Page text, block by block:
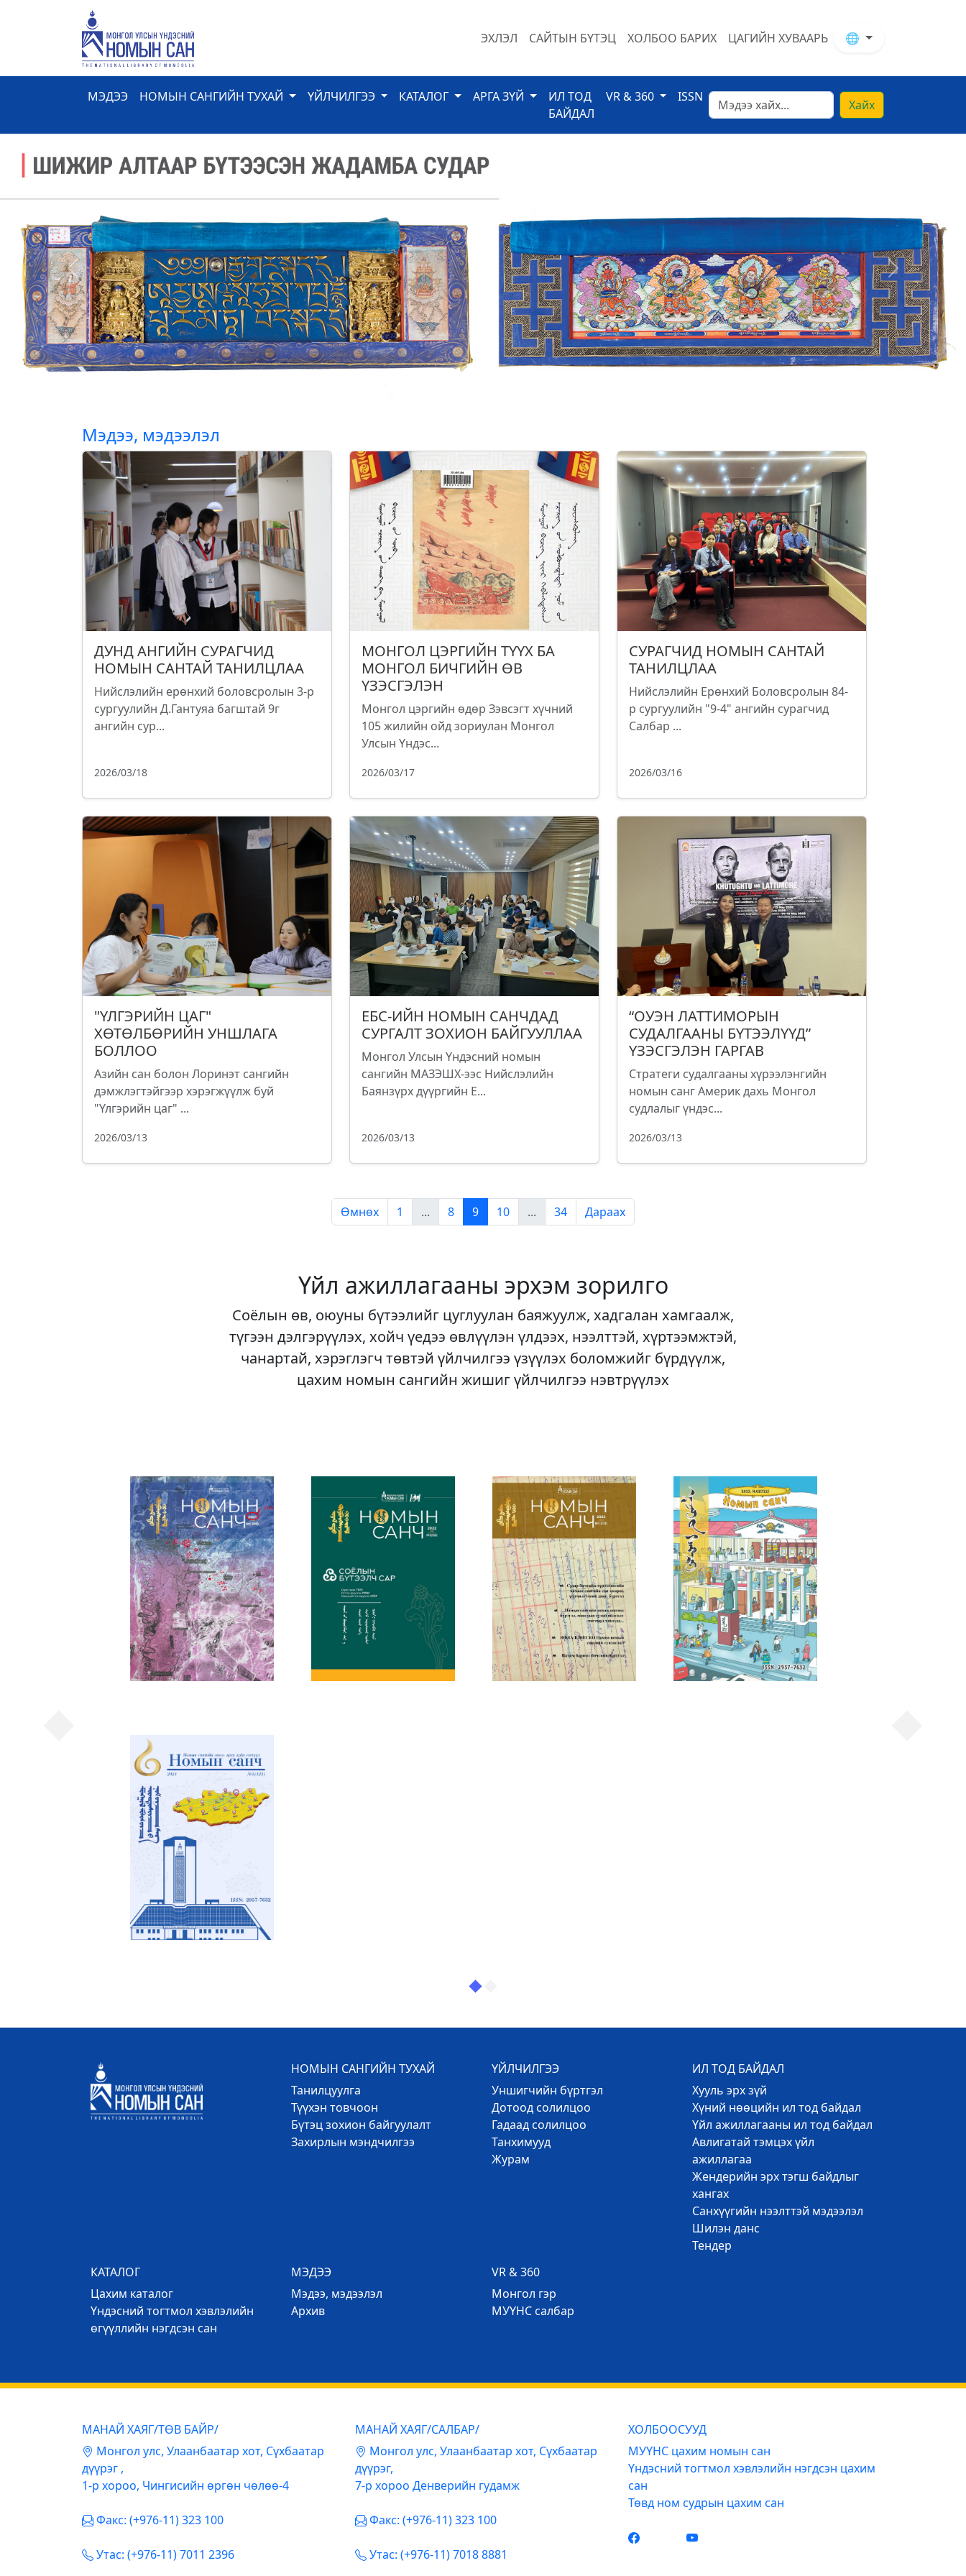
ЭХЛЭЛ САЙТЫН БҮТЭЦ ХОЛБОО БАРИХ ЦАГИЙН ХУВААРЬ 🌐
МЭДЭЭ НОМЫН САНГИЙН ТУХАЙ ҮЙЛЧИЛГЭЭ КАТАЛОГ АРГА ЗҮЙ
ИЛ ТОД
БАЙДАЛ
VR & 360 ISSN
Хайх
Previous Next
Мэдээ, мэдээлэл
ДУНД АНГИЙН СУРАГЧИД
НОМЫН САНТАЙ ТАНИЛЦЛАА
Нийслэлийн ерөнхий боловсролын 3-р
сургуулийн Д.Гантуяа багштай 9г
ангийн сур...
2026/03/18
МОНГОЛ ЦЭРГИЙН ТҮҮХ БА
МОНГОЛ БИЧГИЙН ӨВ
ҮЗЭСГЭЛЭН
Монгол цэргийн өдөр Зэвсэгт хүчний
105 жилийн ойд зориулан Монгол
Улсын Үндэс...
2026/03/17
СУРАГЧИД НОМЫН САНТАЙ
ТАНИЛЦЛАА
Нийслэлийн Ерөнхий Боловсролын 84-
р сургуулийн "9-4" ангийн сурагчид
Салбар ...
2026/03/16
"ҮЛГЭРИЙН ЦАГ"
ХӨТӨЛБӨРИЙН УНШЛАГА
БОЛЛОО
Азийн сан болон Лоринэт сангийн
дэмжлэгтэйгээр хэрэгжүүлж буй
"Үлгэрийн цаг" ...
2026/03/13
ЕБС-ИЙН НОМЫН САНЧДАД
СУРГАЛТ ЗОХИОН БАЙГУУЛЛАА
Монгол Улсын Үндэсний номын
сангийн МАЗЭШХ-ээс Нийслэлийн
Баянзүрх дүүргийн Е...
2026/03/13
“ОУЭН ЛАТТИМОРЫН
СУДАЛГААНЫ БҮТЭЭЛҮҮД”
ҮЗЭСГЭЛЭН ГАРГАВ
Стратеги судалгааны хүрээлэнгийн
номын санг Америк дахь Монгол
судлалыг үндэс...
2026/03/13
Өмнөх 1 ... 8 9 10 ... 34 Дараах
Үйл ажиллагааны эрхэм зорилго
Соёлын өв, оюуны бүтээлийг цуглуулан баяжуулж, хадгалан хамгаалж,
түгээн дэлгэрүүлэх, хойч үедээ өвлүүлэн үлдээх, нээлттэй, хүртээмжтэй,
чанартай, хэрэглэгч төвтэй үйлчилгээ үзүүлэх боломжийг бүрдүүлж,
цахим номын сангийн жишиг үйлчилгээ нэвтрүүлэх
НОМЫН САНГИЙН ТУХАЙ
Танилцуулга
Түүхэн товчоон
Бүтэц зохион байгуулалт
Захирлын мэндчилгээ
ҮЙЛЧИЛГЭЭ
Уншигчийн бүртгэл
Дотоод солилцоо
Гадаад солилцоо
Танхимууд
Журам
ИЛ ТОД БАЙДАЛ
Хууль эрх зүй
Хүний нөөцийн ил тод байдал
Үйл ажиллагааны ил тод байдал
Авлигатай тэмцэх үйл
ажиллагаа
Жендерийн эрх тэгш байдлыг
хангах
Санхүүгийн нээлттэй мэдээлэл
Шилэн данс
Тендер
КАТАЛОГ
Цахим каталог
Үндэсний тогтмол хэвлэлийн
өгүүллийн нэгдсэн сан
МЭДЭЭ
Mэдээ, мэдээлэл
Архив
VR & 360
Mонгол гэр
МУҮНС салбар
МАНАЙ ХАЯГ/ТӨВ БАЙР/
Mонгол улс, Улаанбаатар хот, Сүхбаатар
дүүрэг ,
1-р хороо, Чингисийн өргөн чөлөө-4
Факс: (+976-11) 323 100
Утас: (+976-11) 7011 2396
МАНАЙ ХАЯГ/САЛБАР/
Mонгол улс, Улаанбаатар хот, Сүхбаатар
дүүрэг,
7-р хороо Денверийн гудамж
Факс: (+976-11) 323 100
Утас: (+976-11) 7018 8881
ХОЛБООСУУД
МУҮНС цахим номын сан
Үндэсний тогтмол хэвлэлийн нэгдсэн цахим
сан
Төвд ном судрын цахим сан